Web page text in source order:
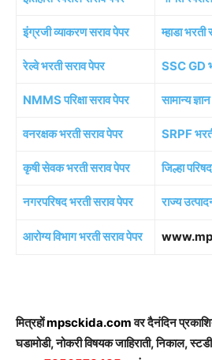
इंग्रजी व्याकरण सराव पेपर म्हाडा भरती
रेल्वे भरती सराव पेपर SSC GD
NMMS परिक्षा सराव पेपर सामान्य
वनरक्षक भरती सराव पेपर SRPF
कृषी सेवक भरती सराव पेपर जिल्हा
नगरपरिषद भरती सराव पेपर राज्य
आरोग्य विभाग भरती सराव पेपर
मित्रहोंmpsckida.comवर दैनंदिन
घडामोडी, नोकरी विषयक जाहिराती, निकाल,